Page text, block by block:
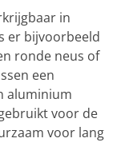
in
er bijvoorbeeld
ronde neus of
een
aluminium
voor de
voor lang